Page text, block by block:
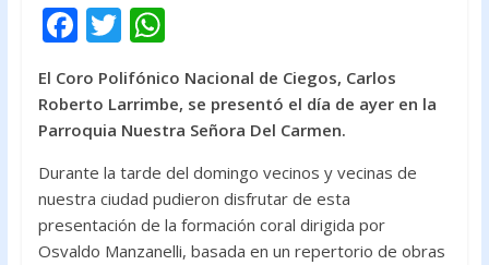
F
e
b
o
o
k
T
w
itt
er
W
at
s
A
p
p
El Coro Polifónico Nacional de Ciegos, Carlos
Roberto Larrimbe, se presentó el día de ayer en la
Parroquia Nuestra Señora Del Carmen.
Durante la tarde del domingo vecinos y vecinas de
nuestra ciudad pudieron disfrutar de esta
presentación de la formación coral dirigida por
Osvaldo Manzanelli, basada en un repertorio de obras